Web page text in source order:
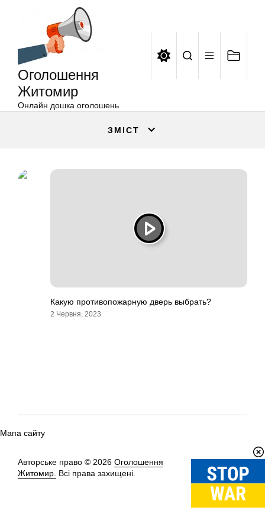
Оголошення
Житомир
Онлайн дошка оголошень
ЗМІСТ
Какую противопожарную дверь выбрать?
2 Червня, 2023
Мапа сайту
Авторське право © 2026 Оголошення
Житомир. Всі права захищені.
Вгору↑